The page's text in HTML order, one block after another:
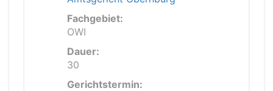
Fachgebiet:
OWI
Dauer:
30
Gerichtstermin: